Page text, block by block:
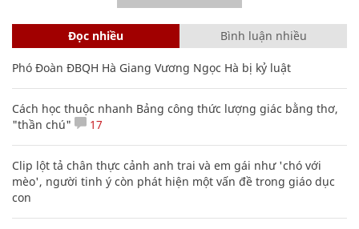
Đọc nhiều Bình luận nhiều
Phó Đoàn ĐBQH Hà Giang Vương Ngọc Hà bị kỷ luật
Cách học thuộc nhanh Bảng công thức lượng giác bằng thơ,
"thần chú"
17
Clip lột tả chân thực cảnh anh trai và em gái như 'chó với
mèo', người tinh ý còn phát hiện một vấn đề trong giáo dục
con